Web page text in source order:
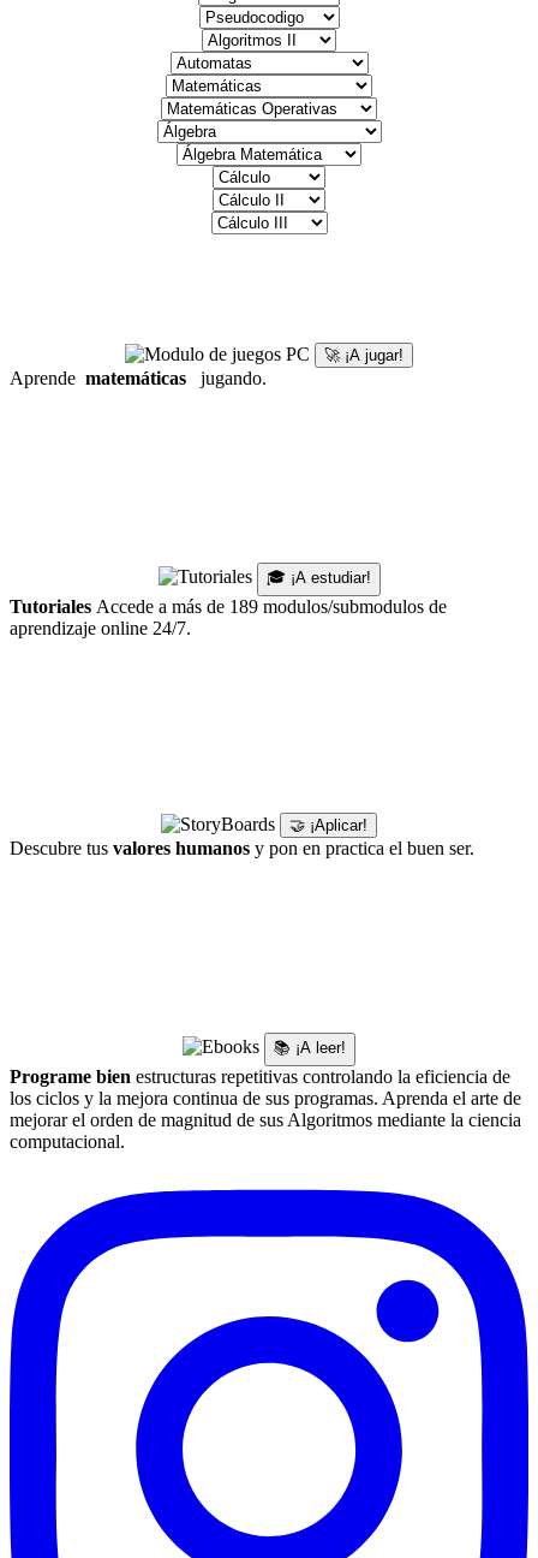
🚀 ¡A jugar!
Aprende matemáticas jugando.
🎓 ¡A estudiar!
Tutoriales Accede a más de 189 modulos/submodulos de
aprendizaje online 24/7.
🤝 ¡Aplicar!
Descubre tus valores humanos y pon en practica el buen ser.
📚 ¡A leer!
Programe bien estructuras repetitivas controlando la eficiencia de
los ciclos y la mejora continua de sus programas. Aprenda el arte de
mejorar el orden de magnitud de sus Algoritmos mediante la ciencia
computacional.